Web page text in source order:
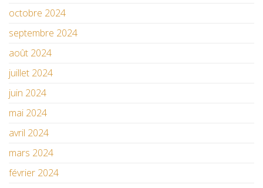
octobre 2024
septembre 2024
août 2024
juillet 2024
juin 2024
mai 2024
avril 2024
mars 2024
février 2024